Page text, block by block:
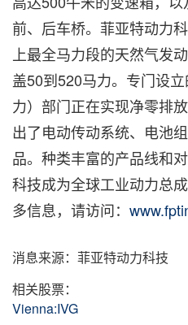
前、后车桥。菲亚特动力
上最全马力段的天然气发
盖50到520马力。专门设
力）部门正在实现净零排
出了电动传动系统、电池
品。种类丰富的产品线和
科技成为全球工业动力总
多信息，请访问：
消息来源：菲亚特动力科技
相关股票：
Vienna:IVG